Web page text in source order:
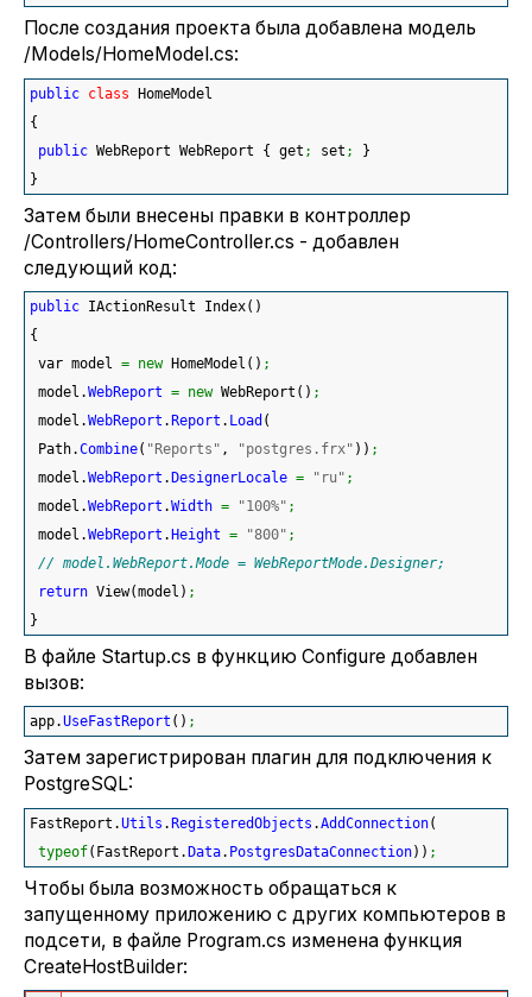
После создания проекта была добавлена модель
/Models/HomeModel.cs:
public class HomeModel
{
public WebReport WebReport { get ; set ;
}
}
Затем были внесены правки в контроллер
/Controllers/HomeController.cs - добавлен
следующий код:
public IActionResult Index( )
{
var model = new HomeModel ( ) ;
model.WebReport = new WebReport ( ) ;
model.WebReport . Report . Load (
Path.Combine( "Reports" , "postgres.frx" ) ) ;
model.WebReport . DesignerLocale = "ru" ;
model.WebReport .Width = "100%" ;
model.WebReport . Height = "800" ;
// model.WebReport.Mode = WebReportMode.Designer;
return View(model ) ;
}
В файле Startup.cs в функцию Configure добавлен
вызов:
app.UseFastReport ( ) ;
Затем зарегистрирован плагин для подключения к
PostgreSQL:
FastReport.Utils .RegisteredObjects .AddConnection(
typeof( FastReport.Data. PostgresDataConnection) ) ;
Чтобы была возможность обращаться к
запущенному приложению с других компьютеров в
подсети, в файле Program.cs изменена функция
CreateHostBuilder: